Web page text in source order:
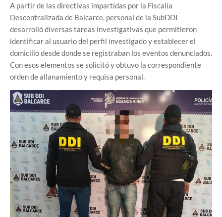
A partir de las directivas impartidas por la Fiscalía
Descentralizada de Balcarce, personal de la SubDDI
desarrolló diversas tareas investigativas que permitieron
identificar al usuario del perfil investigado y establecer el
domicilio desde donde se registraban los eventos denunciados.
Con esos elementos se solicitó y obtuvo la correspondiente
orden de allanamiento y requisa personal.